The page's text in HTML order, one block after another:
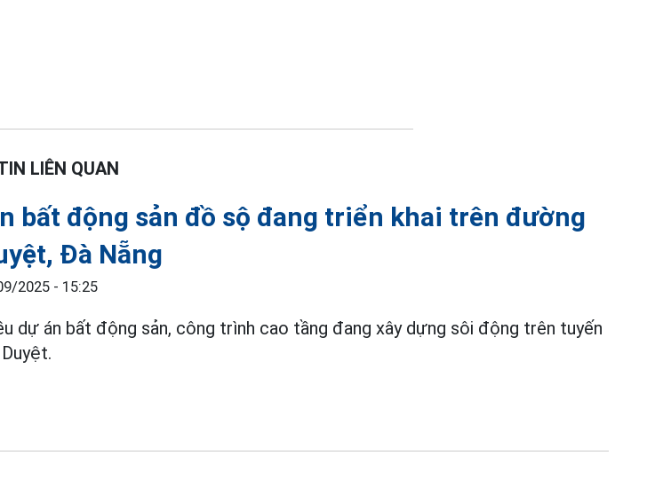
LIÊN QUAN
bất động sản đồ sộ đang triển khai trên đường
Đà Nẵng
2025 - 15:25
dự án bất động sản, công trình cao tầng đang xây dựng sôi động trên tuyến